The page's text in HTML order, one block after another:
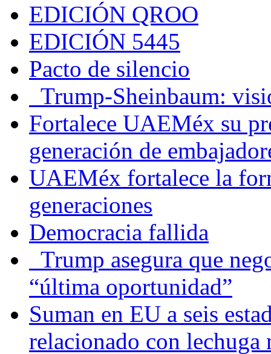
EDICIÓN QROO
EDICIÓN 5445
Pacto de silencio
Trump-Sheinbaum:
Fortalece UAEMéx su
generación de
UAEMéx fortalece la
generaciones
Democracia fallida
Trump asegura que
“última oportunidad”
Suman en EU a seis
relacionado con lechuga